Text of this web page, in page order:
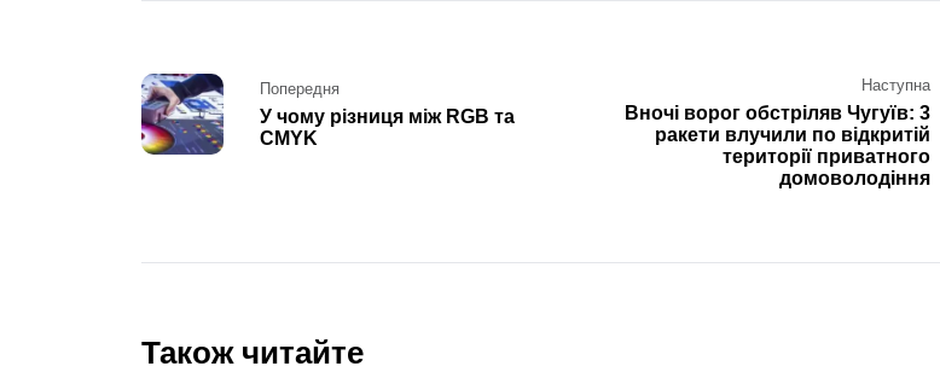
Post
navigation
Попередня
У чому різниця між RGB та
CMYK
Наступна
Вночі ворог обстріляв Чугуїв: 3
ракети влучили по відкритій
території приватного
домоволодіння
Також читайте